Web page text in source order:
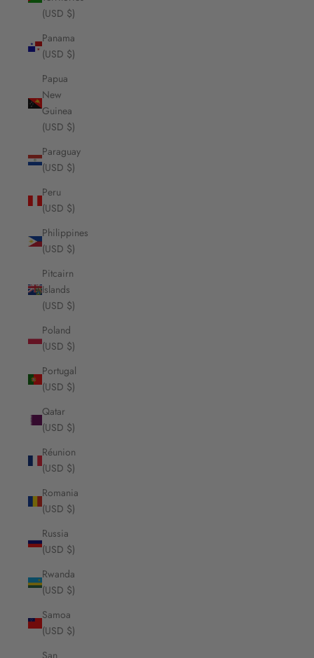
(USD $)
Panama
(USD $)
Papua
New
Guinea
(USD $)
Paraguay
(USD $)
Peru
(USD $)
Philippines
(USD $)
Pitcairn
Islands
(USD $)
Poland
(USD $)
Portugal
(USD $)
Qatar
(USD $)
Réunion
(USD $)
Romania
(USD $)
Russia
(USD $)
Rwanda
(USD $)
Samoa
(USD $)